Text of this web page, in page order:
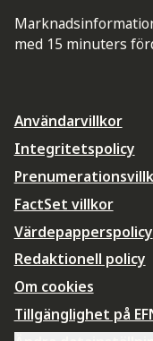
med 15 minuters
Användarvillkor
Integritetspolicy
FactSet villkor
Värdepapperspolicy
Redaktionell policy
Om cookies
Tillgänglighet på